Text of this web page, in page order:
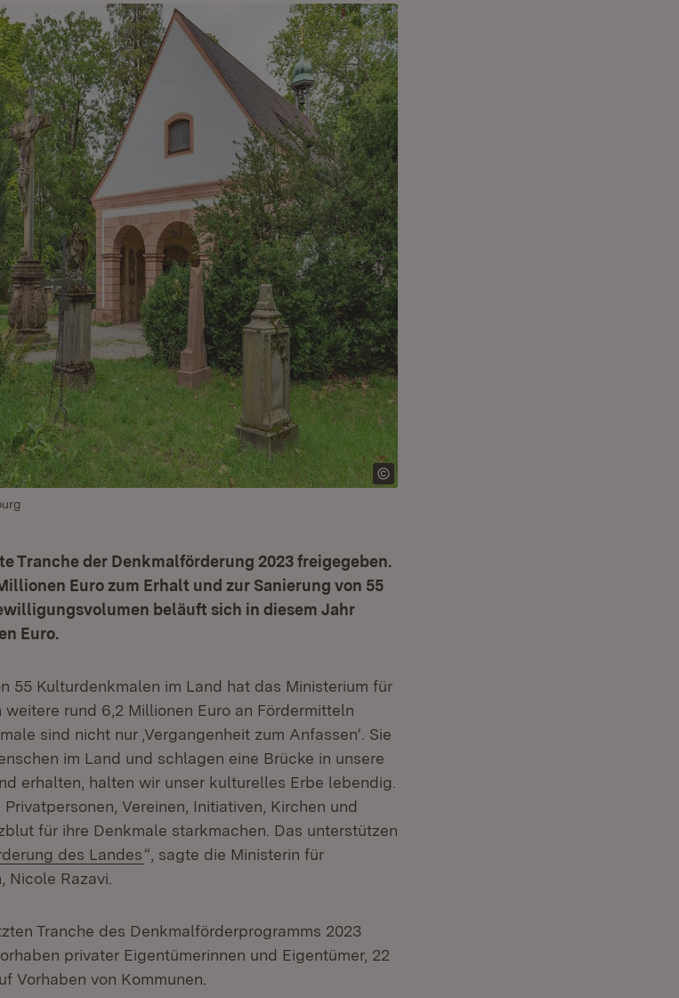
Tranche der Denkmalförderung 2023 freigegeben.
Euro zum Erhalt und zur Sanierung von 55
beläuft sich in diesem Jahr
Euro.
55 Kulturdenkmalen im Land hat das Ministerium für
rund 6,2 Millionen Euro an Fördermitteln
sind nicht nur ‚Vergangenheit zum Anfassen‘. Sie
im Land und schlagen eine Brücke in unsere
erhalten, halten wir unser kulturelles Erbe lebendig.
Vereinen, Initiativen, Kirchen und
für ihre Denkmale starkmachen. Das unterstützen
des Landes(Öffnet in neuem Fenster)
“, sagte die Ministerin für
Razavi.
Tranche des Denkmalförderprogramms 2023
privater Eigentümerinnen und Eigentümer, 22
Vorhaben von Kommunen.